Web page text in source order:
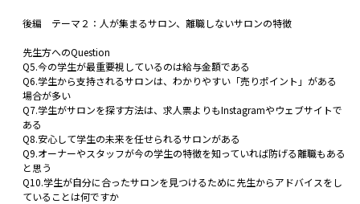
後編 テーマ２：人が集まるサロン、離職しないサロンの特徴
先生方へのQuestion
Q5.今の学生が最重要視しているのは給与金額である
Q6.学生から支持されるサロンは、わかりやすい「売りポイント」がある
場合が多い
Q7.学生がサロンを探す方法は、求人票よりもInstagramやウェブサイトで
ある
Q8.安心して学生の未来を任せられるサロンがある
Q9.オーナーやスタッフが今の学生の特徴を知っていれば防げる離職もある
と思う
Q10.学生が自分に合ったサロンを見つけるために先生からアドバイスをし
ていることは何ですか